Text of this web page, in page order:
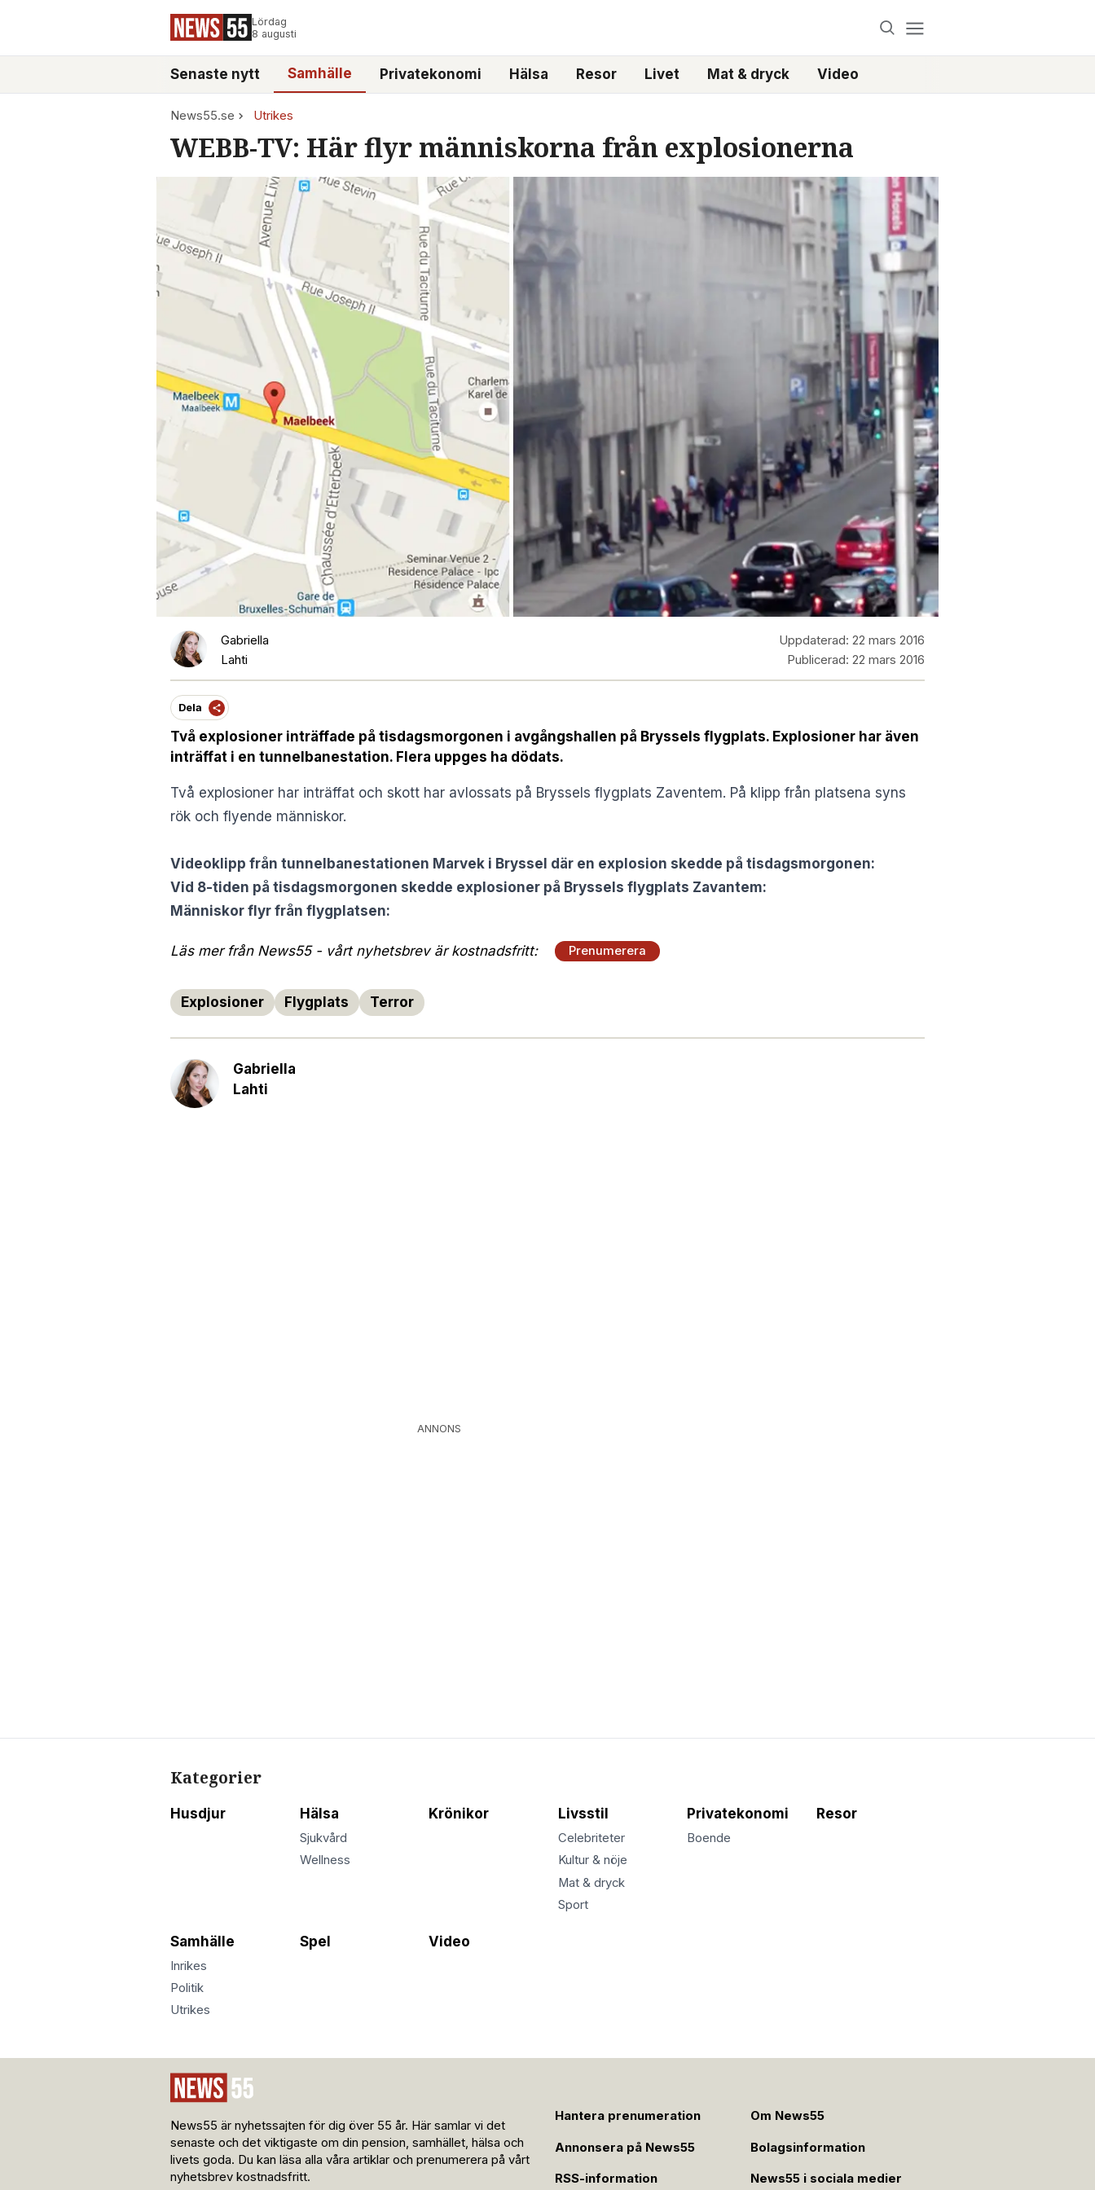
Lördag
8 augusti
Senaste nytt Samhälle Privatekonomi Hälsa Resor Livet Mat & dryck Video
News55.se Utrikes
WEBB-TV: Här flyr människorna från explosionerna
Gabriella
Lahti
Uppdaterad: 22 mars 2016
Publicerad: 22 mars 2016
Dela
Två explosioner inträffade på tisdagsmorgonen i avgångshallen på Bryssels flygplats. Explosioner har även
inträffat i en tunnelbanestation. Flera uppges ha dödats.
Två explosioner har inträffat och skott har avlossats på Bryssels flygplats Zaventem. På klipp från platsena syns
rök och flyende människor.
Videoklipp från tunnelbanestationen Marvek i Bryssel där en explosion skedde på tisdagsmorgonen:
Vid 8-tiden på tisdagsmorgonen skedde explosioner på Bryssels flygplats Zavantem:
Människor flyr från flygplatsen:
Läs mer från News55 - vårt nyhetsbrev är kostnadsfritt: Prenumerera
Explosioner Flygplats Terror
Gabriella
Lahti
ANNONS
Kategorier
Husdjur Hälsa
Sjukvård
Wellness
Krönikor Livsstil
Celebriteter
Kultur & nöje
Mat & dryck
Sport
Privatekonomi
Boende
Resor
Samhälle
Inrikes
Politik
Utrikes
Spel Video
News55 är nyhetssajten för dig över 55 år. Här samlar vi det
senaste och det viktigaste om din pension, samhället, hälsa och
livets goda. Du kan läsa alla våra artiklar och prenumerera på vårt
nyhetsbrev kostnadsfritt.
Hantera prenumeration Om News55
Annonsera på News55 Bolagsinformation
RSS-information News55 i sociala medier